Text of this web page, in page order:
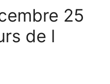
25
de l